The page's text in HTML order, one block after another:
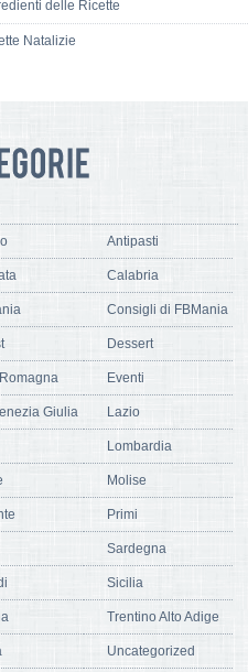
delle Ricette
Natalizie
Antipasti
Calabria
Consigli di FBMania
Dessert
Eventi
Giulia Lazio
Lombardia
Molise
Primi
Sardegna
Sicilia
Trentino Alto Adige
Uncategorized